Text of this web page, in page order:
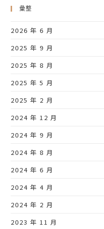
彙整
2026 年 6 月
2025 年 9 月
2025 年 8 月
2025 年 5 月
2025 年 2 月
2024 年 12 月
2024 年 9 月
2024 年 8 月
2024 年 6 月
2024 年 4 月
2024 年 2 月
2023 年 11 月